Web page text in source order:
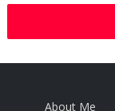
About Me